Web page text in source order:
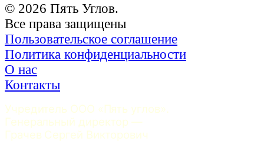
© 2026 Пять Углов.
Все права защищены
Пользовательское соглашение
Политика конфиденциальности
О нас
Контакты
Учредитель ООО «Пять углов».
Генеральный директор —
Грачев Сергей Викторович